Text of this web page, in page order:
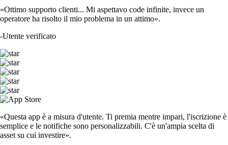
«Ottimo supporto clienti... Mi aspettavo code infinite, invece un
operatore ha risolto il mio problema in un attimo».
-Utente verificato
«Questa app è a misura d'utente. Ti premia mentre impari, l'iscrizione è
semplice e le notifiche sono personalizzabili. C'è un'ampia scelta di
asset su cui investire».